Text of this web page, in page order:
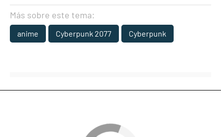
Más sobre este tema:
anime Cyberpunk 2077 Cyberpunk